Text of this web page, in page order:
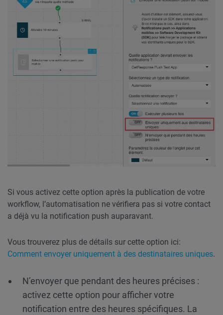
Si vous activez cette option après la publication de votre
workflow, l’automatisation ne vérifiera pas si votre contact
a déjà vu la notification push auparavant.
Vous trouverez plus de détails sur cette option ici:
Comment envoyer uniquement à des destinataires uniques.
N’envoyer que pendant des heures précises :
activez cette option pour afficher votre
notification entre des heures spécifiques. La